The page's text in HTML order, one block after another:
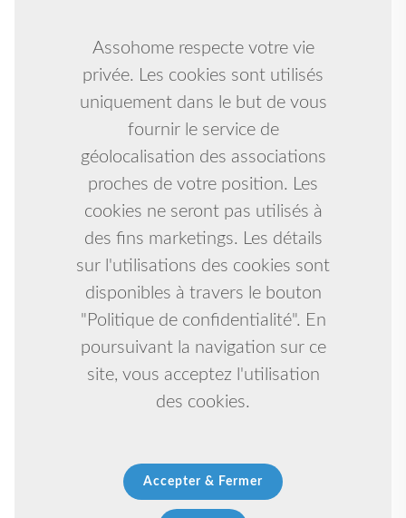
Assohome respecte votre vie
privée. Les cookies sont utilisés
uniquement dans le but de vous
fournir le service de
géolocalisation des associations
proches de votre position. Les
cookies ne seront pas utilisés à
des fins marketings. Les détails
sur l'utilisations des cookies sont
disponibles à travers le bouton
"Politique de confidentialité". En
poursuivant la navigation sur ce
site, vous acceptez l'utilisation
des cookies.
Accepter & Fermer